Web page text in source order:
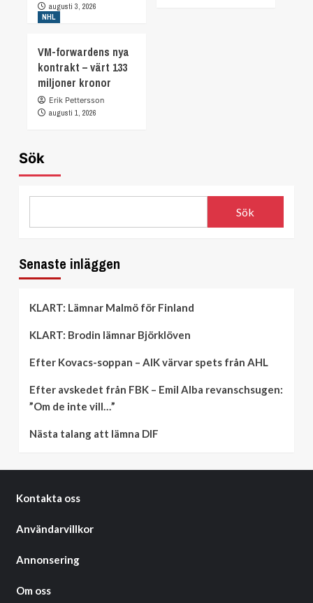
augusti 3, 2026
NHL
VM-forwardens nya
kontrakt – värt 133
miljoner kronor
Erik Pettersson
augusti 1, 2026
Sök
Sök
Senaste inläggen
KLART: Lämnar Malmö för Finland
KLART: Brodin lämnar Björklöven
Efter Kovacs-soppan – AIK värvar spets från AHL
Efter avskedet från FBK – Emil Alba revanschsugen:
”Om de inte vill…”
Nästa talang att lämna DIF
Kontakta oss
Användarvillkor
Annonsering
Om oss